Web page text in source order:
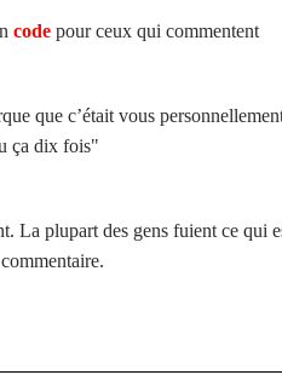
codepour ceux qui commentent
que c’était vous
ça dix fois"
La plupart des gens fuient ce qui